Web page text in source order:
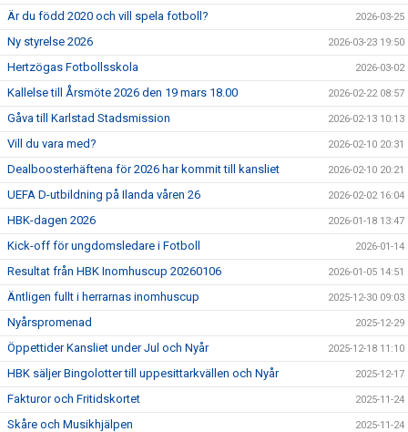
Är du född 2020 och vill spela fotboll? 2026-03-25
Ny styrelse 2026 2026-03-23 19:50
Hertzögas Fotbollsskola 2026-03-02
Kallelse till Årsmöte 2026 den 19 mars 18.00 2026-02-22 08:57
Gåva till Karlstad Stadsmission 2026-02-13 10:13
Vill du vara med? 2026-02-10 20:31
Dealboosterhäftena för 2026 har kommit till kansliet 2026-02-10 20:21
UEFA D-utbildning på Ilanda våren 26 2026-02-02 16:04
HBK-dagen 2026 2026-01-18 13:47
Kick-off för ungdomsledare i Fotboll 2026-01-14
Resultat från HBK Inomhuscup 20260106 2026-01-05 14:51
Äntligen fullt i herrarnas inomhuscup 2025-12-30 09:03
Nyårspromenad 2025-12-29
Öppettider Kansliet under Jul och Nyår 2025-12-18 11:10
HBK säljer Bingolotter till uppesittarkvällen och Nyår 2025-12-17
Fakturor och Fritidskortet 2025-11-24
Skåre och Musikhjälpen 2025-11-24